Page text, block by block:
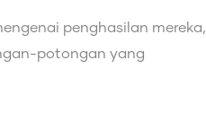
penghasilan mereka,
potongan yang